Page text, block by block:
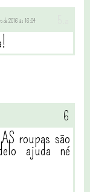
de 2016 às 16:04
roupas são
ajuda né